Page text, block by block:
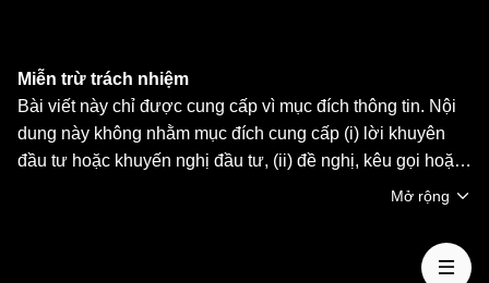
Miễn trừ trách nhiệm
Bài viết này chỉ được cung cấp vì mục đích thông tin. Nội
dung này không nhằm mục đích cung cấp (i) lời khuyên
đầu tư hoặc khuyến nghị đầu tư, (ii) đề nghị, kêu gọi hoặc
khuyến khích mua, bán hoặc nắm giữ tài sản kỹ thuật số,
thuế Tài sản kỹ thuật số, bao gồm stablecoin và NFT, đều
chịu biến động thị trường, có mức độ rủi ro cao, có thể
Mở rộng